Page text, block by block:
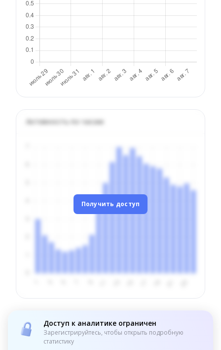
Активность по часам
Получить доступ
Доступ к аналитике ограничен
Зарегистрируйтесь, чтобы открыть подробную
статистику